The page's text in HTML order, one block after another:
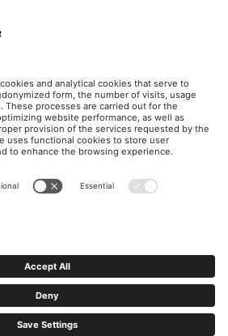
ITALY
Telefon
kanzleiausserhofer@legalmail.it
Impressum
Privacy & Cookie Policy
Zertifizierung